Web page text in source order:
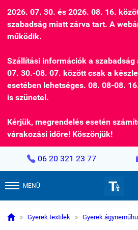
2026. 07. 30. és 2026. 08. 16.
szabadság miatt zárva tart. A
működik.
Szállítási információk a szabadság
07. 30.-08. 07. között csak a
esetében lehetséges. 08. 08-08.
is szünetel.
Kérjük, megrendelés esetén
várakozási időre! Köszönjük!
 06 20 321 23 77
MENÜ
 » Gyerek textilek » Gyerek